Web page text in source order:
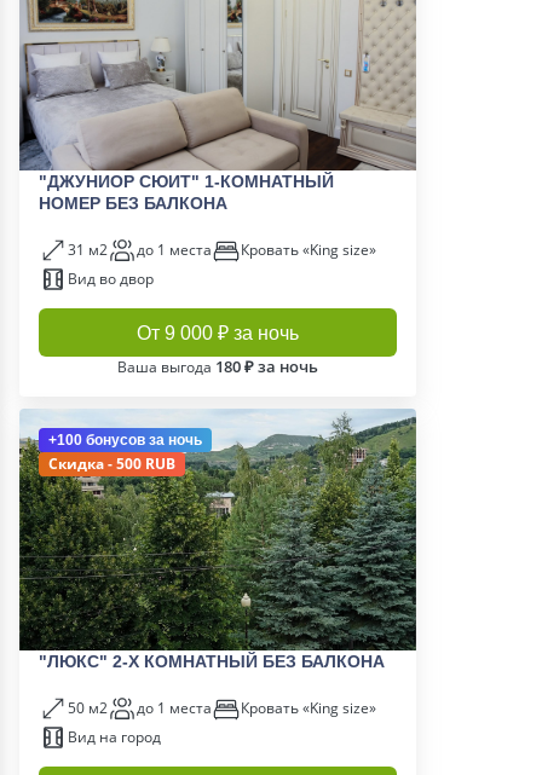
"ДЖУНИОР СЮИТ" 1-КОМНАТНЫЙ
НОМЕР БЕЗ БАЛКОНА
31 м2 до 1 места
Кровать «King size»
Вид во двор
От 9 000 ₽ за ночь
Ваша выгода 180 ₽ за ночь
+100 бонусов за ночь
Скидка - 500 RUB
"ЛЮКС" 2-Х КОМНАТНЫЙ БЕЗ БАЛКОНА
50 м2 до 1 места
Кровать «King size»
Вид на город